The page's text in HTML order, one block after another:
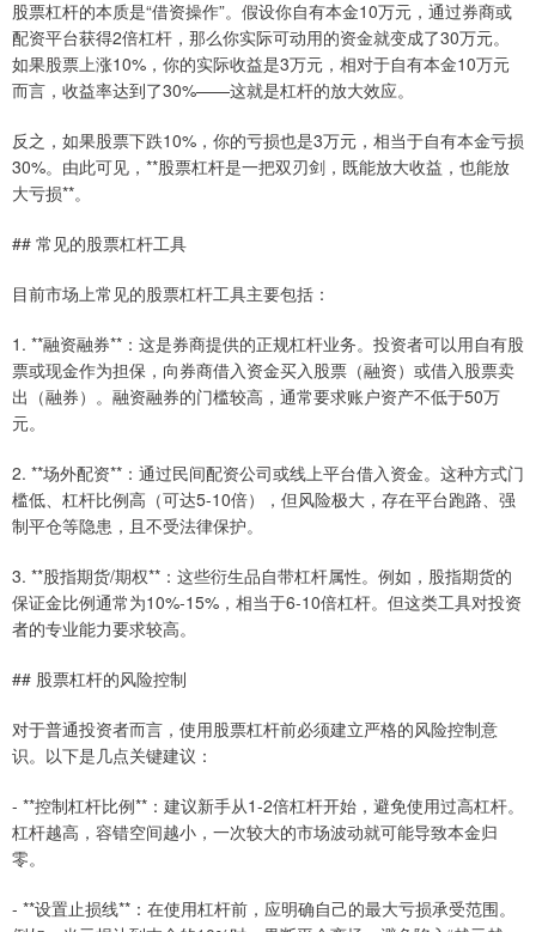
股票杠杆的本质是“借资操作”。假设你自有本金10万元，通过券商或
配资平台获得2倍杠杆，那么你实际可动用的资金就变成了30万元。
如果股票上涨10%，你的实际收益是3万元，相对于自有本金10万元
而言，收益率达到了30%——这就是杠杆的放大效应。
反之，如果股票下跌10%，你的亏损也是3万元，相当于自有本金亏损
30%。由此可见，**股票杠杆是一把双刃剑，既能放大收益，也能放
大亏损**。
## 常见的股票杠杆工具
目前市场上常见的股票杠杆工具主要包括：
1. **融资融券**：这是券商提供的正规杠杆业务。投资者可以用自有股
票或现金作为担保，向券商借入资金买入股票（融资）或借入股票卖
出（融券）。融资融券的门槛较高，通常要求账户资产不低于50万
元。
2. **场外配资**：通过民间配资公司或线上平台借入资金。这种方式门
槛低、杠杆比例高（可达5-10倍），但风险极大，存在平台跑路、强
制平仓等隐患，且不受法律保护。
3. **股指期货/期权**：这些衍生品自带杠杆属性。例如，股指期货的
保证金比例通常为10%-15%，相当于6-10倍杠杆。但这类工具对投资
者的专业能力要求较高。
## 股票杠杆的风险控制
对于普通投资者而言，使用股票杠杆前必须建立严格的风险控制意
识。以下是几点关键建议：
- **控制杠杆比例**：建议新手从1-2倍杠杆开始，避免使用过高杠杆。
杠杆越高，容错空间越小，一次较大的市场波动就可能导致本金归
零。
- **设置止损线**：在使用杠杆前，应明确自己的最大亏损承受范围。